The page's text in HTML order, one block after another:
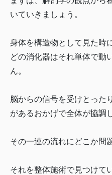
いていきましょう。
身体を構造物として見た時
どの消化器はそれ単体で動
ん。
脳からの信号を受けとった
があるおかげで全体が協調
その一連の流れにどこか問
それを整体施術で見つけて